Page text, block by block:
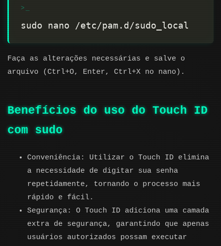
Faça as alterações necessárias e salve o
arquivo (Ctrl+O, Enter, Ctrl+X no nano).
Benefícios do uso do Touch ID
com sudo
Conveniência: Utilizar o Touch ID elimina
a necessidade de digitar sua senha
repetidamente, tornando o processo mais
rápido e fácil.
Segurança: O Touch ID adiciona uma camada
extra de segurança, garantindo que apenas
usuários autorizados possam executar